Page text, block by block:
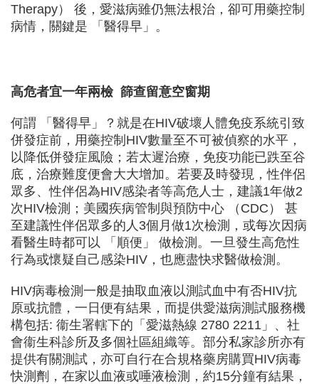
Therapy） 後，愛滋病雖仍無法根治，卻可用藥控制
病情，關鍵是 「醫得早」。
高危者宜一年兩檢 篩查留意空窗期
何謂 「醫得早」？就是在HIV破壞人體免疫系統引致
併發症前，用藥控制HIV數量至不可被偵察的水平，
以降低併發症風險；若太遲治療，免疫功能已跌至谷
底，治療難度便會大大增加。若要及時發現，性伴侶
眾多、性伴侶為HIV感染者等高危人士，建議1年做2
次HIV檢測；美國疾病管制與預防中心 （CDC） 甚
至建議性伴侶眾多的人3個月做1次檢測，或每次因病
看醫生時都可以 「順便」 做檢測。一旦發生高危性
行為或懷疑自己感染HIV，也應盡快求醫做檢測。
HIV病毒檢測一般是抽取血液以測試血中有否HIV抗
原或抗體，一日便有結果，而提供愛滋病測試服務機
構包括: 衞生署轄下的「愛滋熱線 2780 2211」、社
會衞生科診所及多個社區組織等。部分私家診所亦有
提供有關測試，亦可自行在合規格藥房購買HIV病毒
快測劑，在家以血液或唾液檢測，約15分鐘有結果，